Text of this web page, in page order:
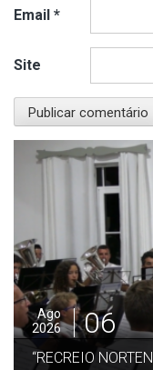
Email *
Site
EM CONCERTO” –